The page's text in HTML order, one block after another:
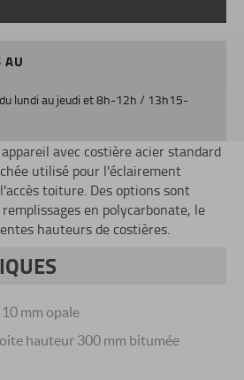
AU
lundi au jeudi et 8h-12h / 13h15-
avec costière acier standard
utilisé pour l'éclairement
toiture. Des options sont
en polycarbonate, le
hauteurs de costières.
mm opale
hauteur 300 mm bitumée